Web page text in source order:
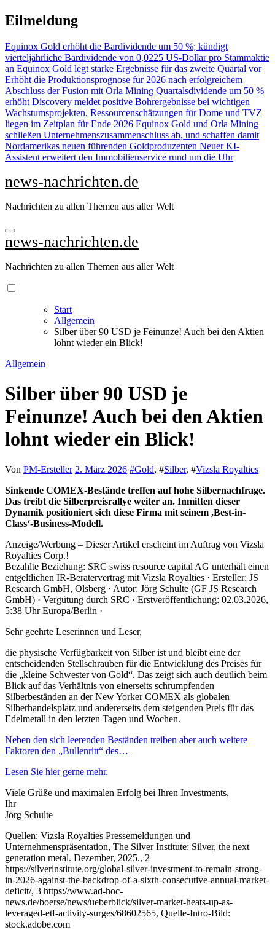
Zu
Inhalten
Eilmeldung
Equinox Gold erhöht die Bardividende um 50 %; kündigt
vierteljährliche Bardividende von 0,0225 US-Dollar pro Stammaktie
an Equinox Gold legt starke Ergebnisse für das zweite Quartal vor
Erhöht die Produktionsprognose für 2026 nach erfolgreichem
Abschluss der Fusion mit Orla Mining Quartalsdividende um 50 %
erhöht Discovery meldet positive Bohrergebnisse bei wichtigen
Wachstumsprojekten, Ressourcenschätzungen für Dome und TVZ
liegen im Zeitplan für Ende 2026 Equinox Gold und Orla Mining
schließen Unternehmenszusammenschluss ab, und schaffen damit
Nordamerikas neuen führenden Goldproduzenten Neuer KI-
Assistent erweitert den Immobilienservice rund um die Uhr
news-nachrichten.de
Nachrichten zu allen Themen aus aller Welt
news-nachrichten.de
Nachrichten zu allen Themen aus aller Welt
Start
Allgemein
Silber über 90 USD je Feinunze! Auch bei den Aktien
lohnt wieder ein Blick!
Allgemein
Silber über 90 USD je
Feinunze! Auch bei den Aktien
lohnt wieder ein Blick!
Von PM-Ersteller 2. März 2026 #Gold, #Silber, #Vizsla Royalties
Sinkende COMEX-Bestände treffen auf hohe Silbernachfrage.
Das treibt die Silberpreisrallye weiter an. Inmitten dieser
Dynamik positioniert sich diese Firma mit seinem ,Best-in-
Class‘-Business-Modell.
Anzeige/Werbung – Dieser Artikel erscheint im Auftrag von Vizsla
Royalties Corp.!
Bezahlte Beziehung: SRC swiss resource capital AG unterhält einen
entgeltlichen IR-Beratervertrag mit Vizsla Royalties · Ersteller: JS
Research GmbH, Olsberg · Autor: Jörg Schulte (GF JS Research
GmbH) · Vergütung durch SRC · Erstveröffentlichung: 02.03.2026,
5:38 Uhr Europa/Berlin ·
Sehr geehrte Leserinnen und Leser,
die physische Verfügbarkeit von Silber ist und bleibt eine der
entscheidenden Stellschrauben für die Entwicklung des Preises für
die „kleine Schwester von Gold“. Das zeigt sich auch deutlich beim
Blick auf das Verhältnis von einerseits schrumpfenden
Silberbeständen an der New Yorker COMEX als globalen
Silberhandelsplatz und andererseits dem steigenden Preis für das
Edelmetall in den letzten Tagen und Wochen.
Neben den sich leerenden Beständen treiben aber auch weitere
Faktoren den „Bullenritt“ des…
Lesen Sie hier gerne mehr.
Viele Grüße und maximalen Erfolg bei Ihren Investments,
Ihr
Jörg Schulte
Quellen: Vizsla Royalties Pressemeldungen und
Unternehmenspräsentation, The Silver Institute: Silver, the next
generation metal. Dezember, 2025., 2
https://silverinstitute.org/global-silver-investment-to-remain-strong-
in-2026-against-the-backdrop-of-a-sixth-consecutive-annual-market-
deficit/, 3 https://www.ad-hoc-
news.de/boerse/news/ueberblick/silver-market-heats-up-as-
leveraged-etf-activity-surges/68602565, Quelle-Intro-Bild:
stock.adobe.com